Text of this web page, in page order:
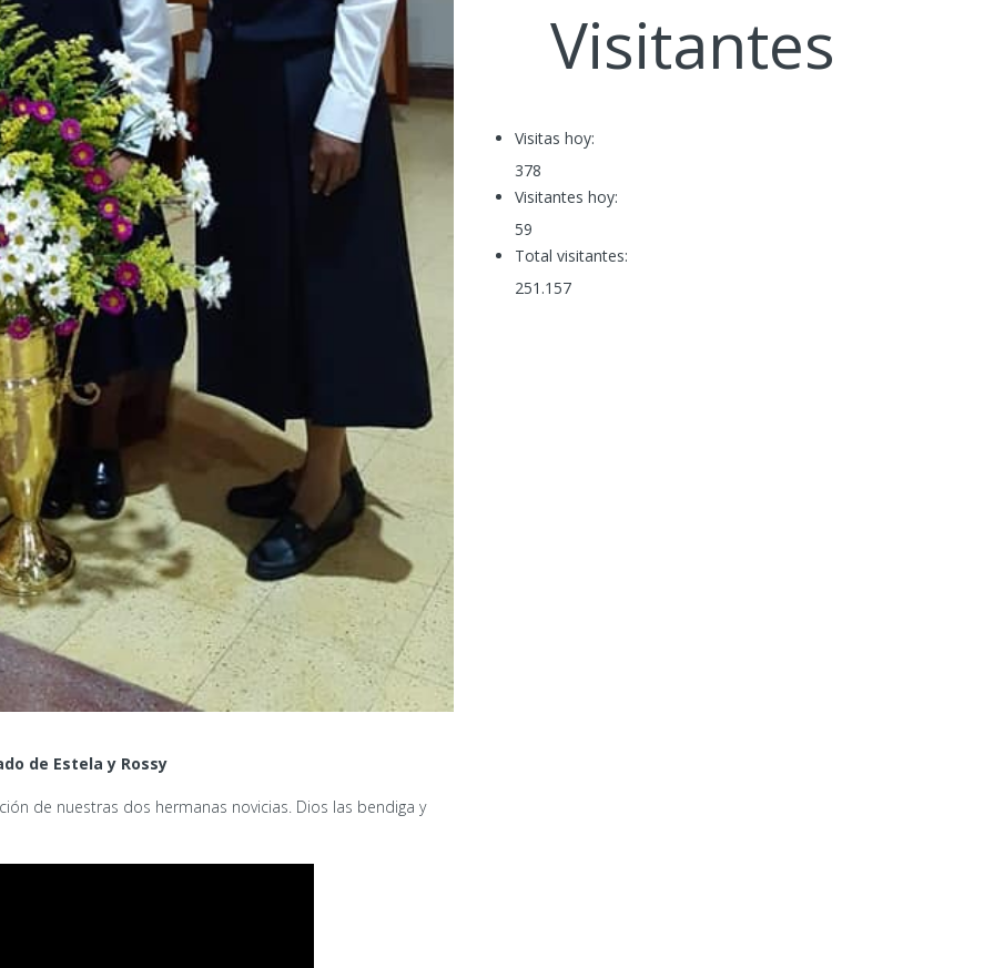
de Estela y Rossy
de nuestras dos hermanas novicias. Dios las bendiga y
Visitantes
Visitas hoy:
378
Visitantes hoy:
59
Total visitantes:
251.157